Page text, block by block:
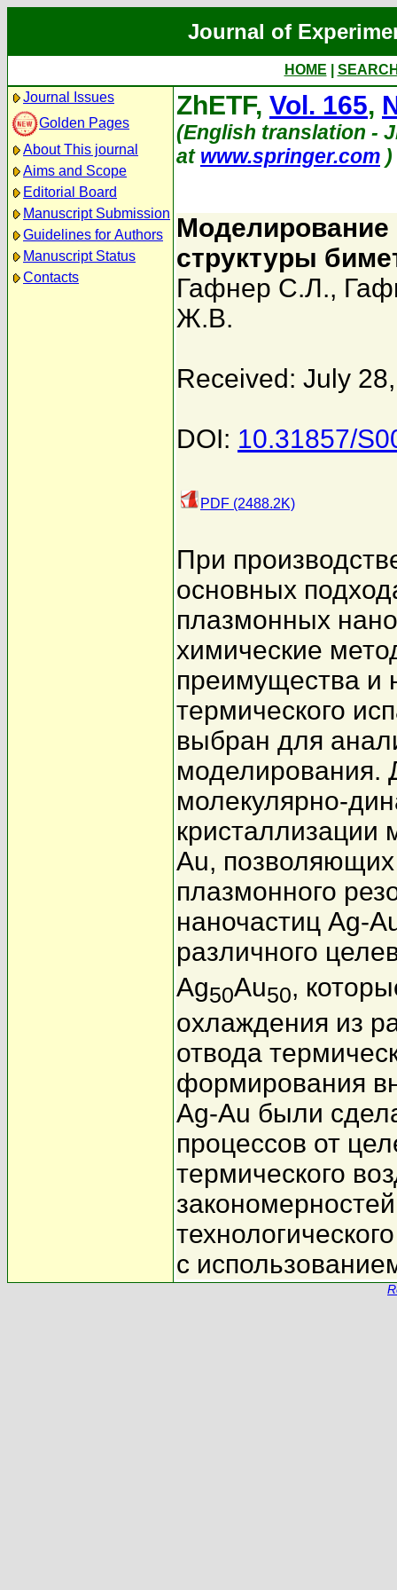
Journal of
HOME
Journal Issues
Golden Pages
About This journal
Aims and Scope
Editorial Board
Manuscript Submission
Guidelines for Authors
Manuscript Status
Contacts
ZhETF, Vol. 165,
(English translation -
at www.springer.com )
структуры
Гафнер С.Л.,
Ж.В.
Received: July
DOI: 10.31857/
PDF (2488.2K)
При
основных
плазмонных
химические
преимущества и
термического
выбран для
моделирования.
молекулярно-
кристаллизации
Au,
плазмонного
наночастиц Ag-
различного
Ag50Au50,
охлаждения из
отвода
формирования
Ag-Au были
процессов от
термического
с